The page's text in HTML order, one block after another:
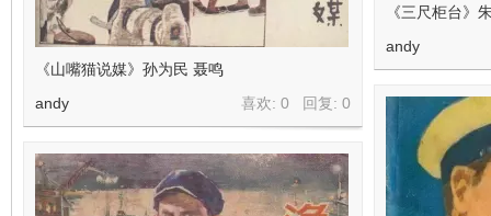
《山嘴猫说媒》孙为民 聂鸣
喜欢: 0 回复: 0
andy
《三尺柜台》
andy